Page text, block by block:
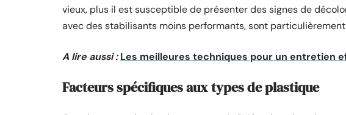
vieux, plus il est susceptible de présenter des signes de
avec des stabilisants moins performants, sont
A lire aussi : Les meilleures techniques pour un entretien
Facteurs spécifiques aux types de plastique